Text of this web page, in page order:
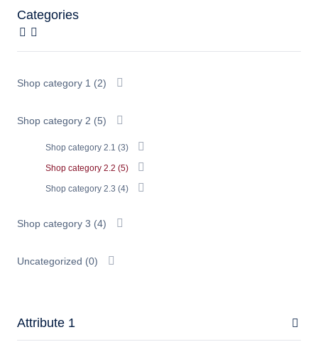
Categories
Shop category 1 (2)
Shop category 2 (5)
Shop category 2.1 (3)
Shop category 2.2 (5)
Shop category 2.3 (4)
Shop category 3 (4)
Uncategorized (0)
Attribute 1